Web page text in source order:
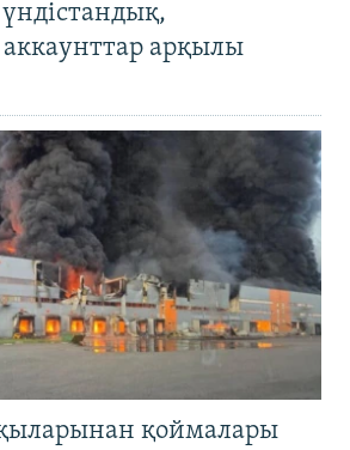
арқылы
қоймалары